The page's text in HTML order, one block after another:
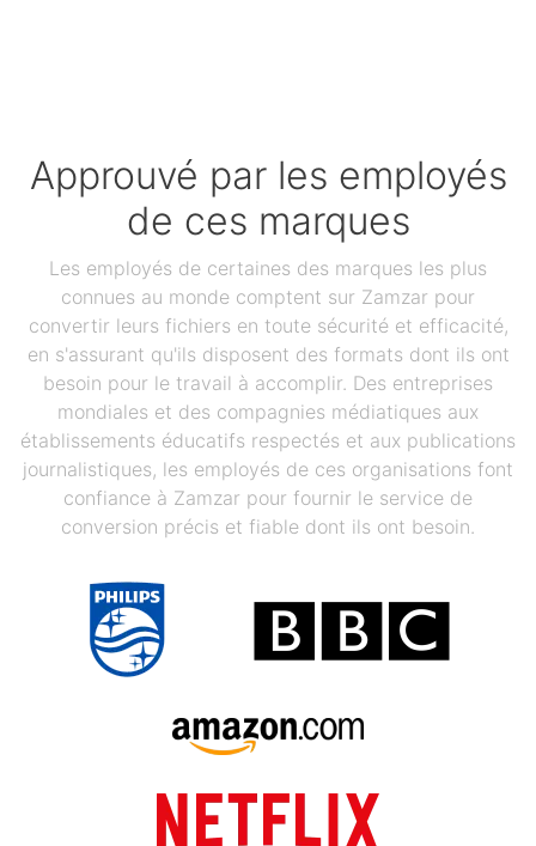
Approuvé par les employés
de ces marques
Les employés de certaines des marques les plus
connues au monde comptent sur Zamzar pour
convertir leurs fichiers en toute sécurité et efficacité,
en s'assurant qu'ils disposent des formats dont ils ont
besoin pour le travail à accomplir. Des entreprises
mondiales et des compagnies médiatiques aux
établissements éducatifs respectés et aux publications
journalistiques, les employés de ces organisations font
confiance à Zamzar pour fournir le service de
conversion précis et fiable dont ils ont besoin.